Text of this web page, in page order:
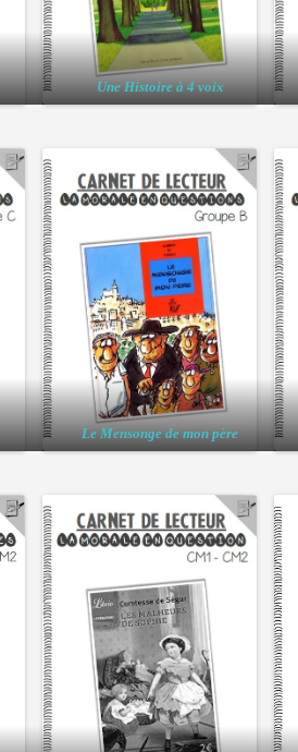
Une Histoire à 4 voix
Le Mensonge de mon père